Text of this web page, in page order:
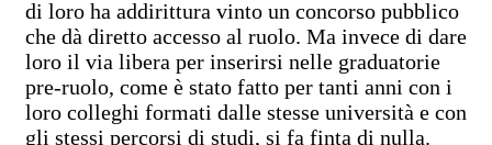
di loro ha addirittura vinto un concorso pubblico
che dà diretto accesso al ruolo. Ma invece di dare
loro il via libera per inserirsi nelle graduatorie
pre-ruolo, come è stato fatto per tanti anni con i
loro colleghi formati dalle stesse università e con
gli stessi percorsi di studi, si fa finta di nulla.